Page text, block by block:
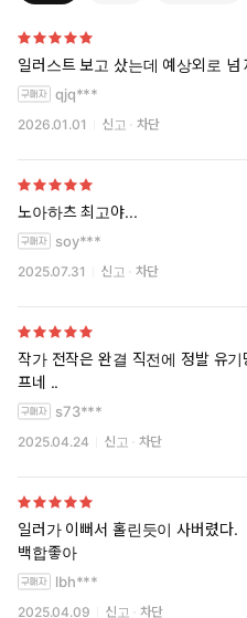
일러스트 보고 샀는데 예상외로 넘
qjq***
2026.01.01 신고 차단
노아하츠 최고야...
soy***
2025.07.31 신고 차단
작가 전작은 완결 직전에 정발 유기
프네 ..
s73***
2025.04.24 신고 차단
일러가 이뻐서 홀린듯이 사버렸다.
백합좋아
lbh***
2025.04.09 신고 차단